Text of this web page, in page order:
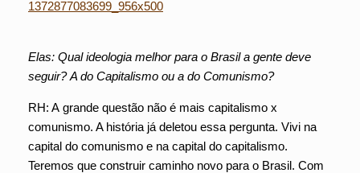
Elas: Qual ideologia melhor para o Brasil a gente deve
seguir? A do Capitalismo ou a do Comunismo?
RH: A grande questão não é mais capitalismo x
comunismo. A história já deletou essa pergunta. Vivi na
capital do comunismo e na capital do capitalismo.
Teremos que construir caminho novo para o Brasil. Com